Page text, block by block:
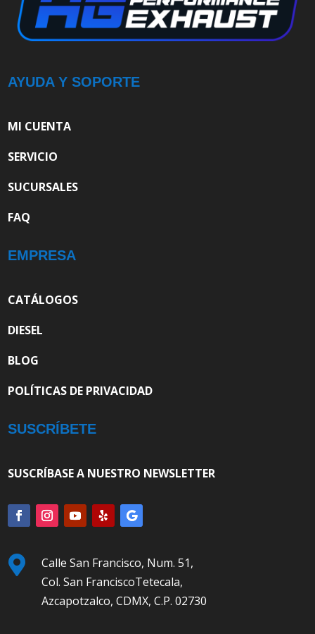
AYUDA Y SOPORTE
MI CUENTA
SERVICIO
SUCURSALES
FAQ
EMPRESA
CATÁLOGOS
DIESEL
BLOG
POLÍTICAS DE PRIVACIDAD
SUSCRÍBETE
SUSCRÍBASE A NUESTRO NEWSLETTER

Calle San Francisco, Num. 51,
Col. San FranciscoTetecala,
Azcapotzalco, CDMX, C.P. 02730